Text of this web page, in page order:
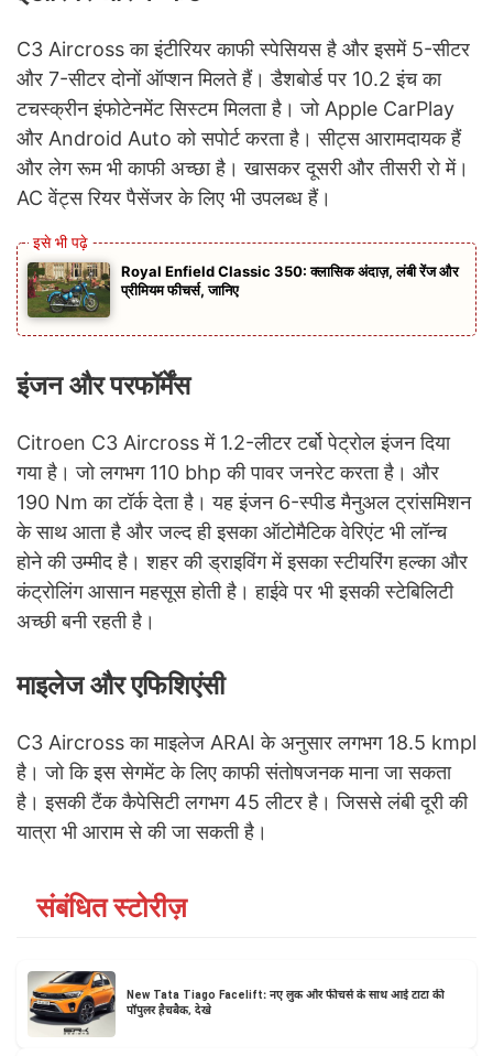
C3 Aircross का इंटीरियर काफी स्पेसियस है और इसमें 5-सीटर
और 7-सीटर दोनों ऑप्शन मिलते हैं। डैशबोर्ड पर 10.2 इंच का
टचस्क्रीन इंफोटेनमेंट सिस्टम मिलता है। जो Apple CarPlay
और Android Auto को सपोर्ट करता है। सीट्स आरामदायक हैं
और लेग रूम भी काफी अच्छा है। खासकर दूसरी और तीसरी रो में।
AC वेंट्स रियर पैसेंजर के लिए भी उपलब्ध हैं।
Royal Enfield Classic 350: क्लासिक अंदाज़, लंबी रेंज और
प्रीमियम फीचर्स, जानिए
इंजन और परफॉर्मेंस
Citroen C3 Aircross में 1.2-लीटर टर्बो पेट्रोल इंजन दिया
गया है। जो लगभग 110 bhp की पावर जनरेट करता है। और
190 Nm का टॉर्क देता है। यह इंजन 6-स्पीड मैनुअल ट्रांसमिशन
के साथ आता है और जल्द ही इसका ऑटोमैटिक वेरिएंट भी लॉन्च
होने की उम्मीद है। शहर की ड्राइविंग में इसका स्टीयरिंग हल्का और
कंट्रोलिंग आसान महसूस होती है। हाईवे पर भी इसकी स्टेबिलिटी
अच्छी बनी रहती है।
माइलेज और एफिशिएंसी
C3 Aircross का माइलेज ARAI के अनुसार लगभग 18.5 kmpl
है। जो कि इस सेगमेंट के लिए काफी संतोषजनक माना जा सकता
है। इसकी टैंक कैपेसिटी लगभग 45 लीटर है। जिससे लंबी दूरी की
यात्रा भी आराम से की जा सकती है।
संबंधित स्टोरीज़
New Tata Tiago Facelift: नए लुक और फीचर्स के साथ आई टाटा की
पॉपुलर हैचबैक, देखे